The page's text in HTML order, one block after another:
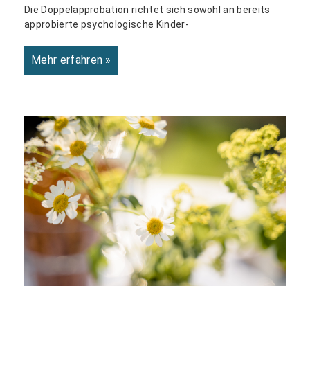
Die Doppelapprobation richtet sich sowohl an bereits
approbierte psychologische Kinder-
Mehr erfahren »